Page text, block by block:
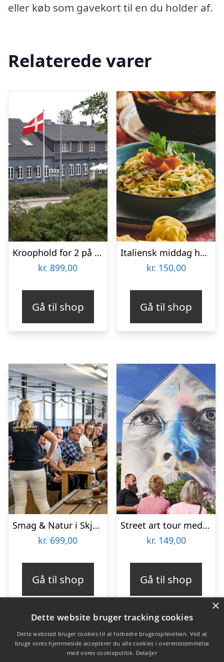
eller køb som gavekort til en du holder af.
Relaterede varer
Kroophold for 2 på Nørre Vissing Kro
kr. 899,00
Gå til shop
Italiensk middag hos Restaurant Pulcinella
kr. 150,00
Gå til shop
Smag & Natur i Skjern Enge
kr. 699,00
Gå til shop
Street art tour med Aalborg Tours
kr. 149,00
Gå til shop
Varekategorier
×
Dette website bruger tracking cookies
Dette websted bruger cookies til at forbedre brugeroplevelsen. Ved at
bruge vores hjemmeside accepterer du alle cookies i overensstemmelse
med vores cookiepolitik. Detaljer